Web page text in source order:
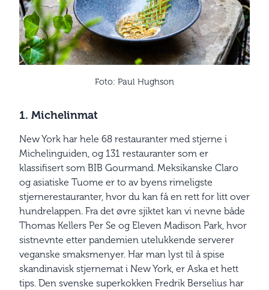
Foto: Paul Hughson
1. Michelinmat
New York har hele 68 restauranter med stjerne i
Michelin­guiden, og 131 restauranter som er
klassifisert som BIB Gourmand. Meksikanske Claro
og asiatiske Tuome er to av byens rimeligste
stjernerestauranter, hvor du kan få en rett for litt over
hundrelappen. Fra det øvre sjiktet kan vi nevne både
Thomas Kellers Per Se og Eleven Madison Park, hvor
sistnevnte etter pandemien utelukkende serverer
veganske smaksmenyer. Har man lyst til å spise
skandinavisk stjernemat i New York, er Aska et hett
tips. Den svenske superkokken Fredrik Berselius har